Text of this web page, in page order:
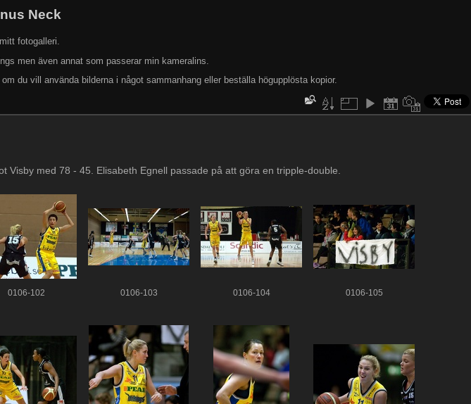
Neck
fotogalleri.
men även annat som passerar min kameralins.
om du vill använda bilderna i något sammanhang eller beställa högupplösta kopior.
Visby med 78 - 45. Elisabeth Egnell passade på att göra en tripple-double.
0106-102 0106-103 0106-104 0106-105